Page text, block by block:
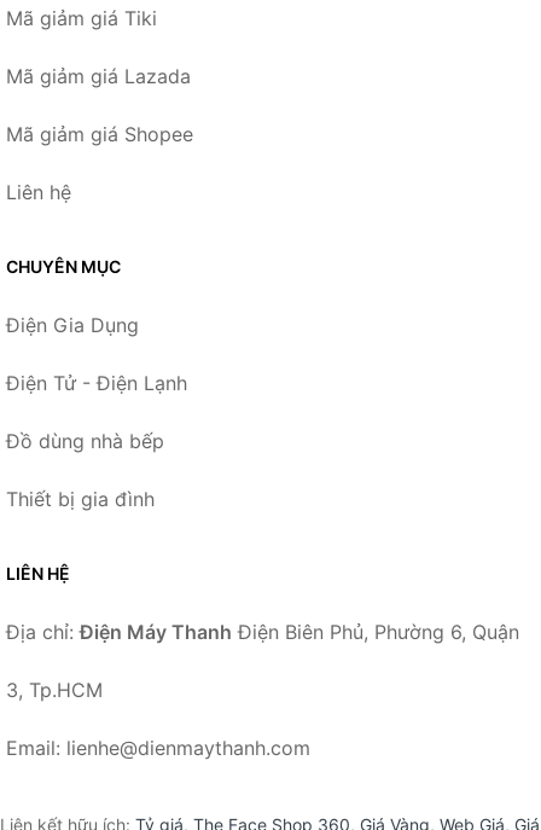
Mã giảm giá Tiki
Mã giảm giá Lazada
Mã giảm giá Shopee
Liên hệ
CHUYÊN MỤC
Điện Gia Dụng
Điện Tử - Điện Lạnh
Đồ dùng nhà bếp
Thiết bị gia đình
LIÊN HỆ
Địa chỉ:Điện Máy Thanh Điện Biên Phủ, Phường 6, Quận
3, Tp.HCM
Email: lienhe@dienmaythanh.com
Liên kết hữu ích: Tỷ giá, The Face Shop 360, Giá Vàng, Web Giá, Giá